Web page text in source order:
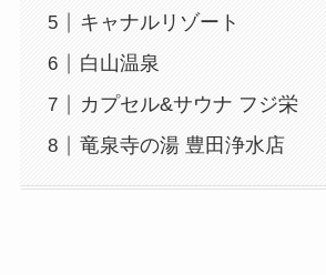
キャナルリゾート
白山温泉
カプセル&サウナ フジ栄
竜泉寺の湯 豊田浄水店